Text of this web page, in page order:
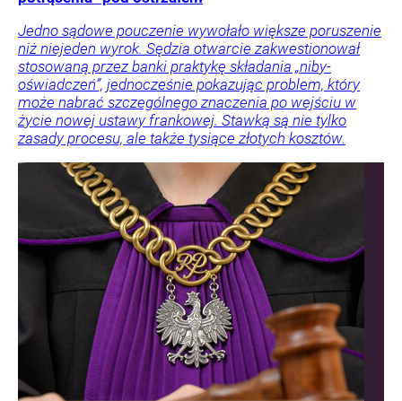
Jedno sądowe pouczenie wywołało większe poruszenie
niż niejeden wyrok. Sędzia otwarcie zakwestionował
stosowaną przez banki praktykę składania „niby-
oświadczeń”, jednocześnie pokazując problem, który
może nabrać szczególnego znaczenia po wejściu w
życie nowej ustawy frankowej. Stawką są nie tylko
zasady procesu, ale także tysiące złotych kosztów.